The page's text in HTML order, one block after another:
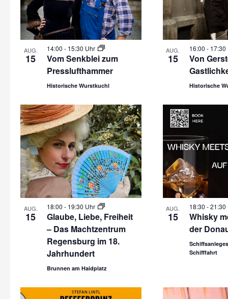
AUG.
15
14:00 - 15:30 Uhr
Vom Senkblei zum
Presslufthammer
Historische Wurstkuchl
AUG.
15
16:00 -
Von
Historische
AUG.
15
18:00 - 19:30 Uhr
Glaube, Liebe, Freiheit
– Das Machtzentrum
Regensburg im 18.
Jahrhundert
Brunnen am Haidplatz
AUG.
15
18:30 -21:30
Whisky
der
Schifffahrt